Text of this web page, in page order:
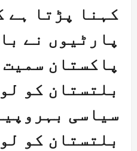
کہنا پڑتا ہے
پارٹیوں نے
پاکستان
بلتستان کو
سیاسی
بلتستان کو